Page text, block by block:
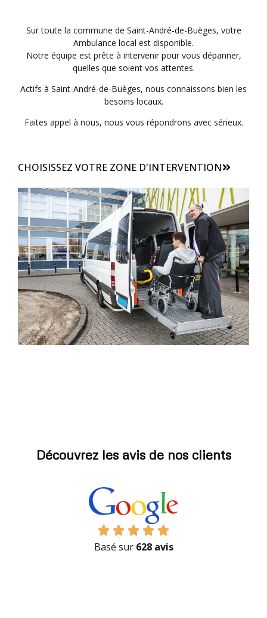
Sur toute la commune de Saint-André-de-Buèges, votre
Ambulance local est disponible.
Notre équipe est prête à intervenir pour vous dépanner,
quelles que soient vos attentes.
Actifs à Saint-André-de-Buèges, nous connaissons bien les
besoins locaux.
Faites appel à nous, nous vous répondrons avec sérieux.
CHOISISSEZ VOTRE ZONE D'INTERVENTION
Découvrez les avis de nos clients
Basé sur 628 avis